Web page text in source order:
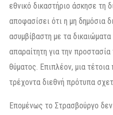
εθνικό δικαστήριο άσκησε τη
αποφασίσει ότι η μη δημόσια
ασυμβίβαστη με τα
απαραίτητη για την
θύματος. Επιπλέον, μια
τρέχοντα διεθνή πρότυπα
Επομένως το Στρασβούργο